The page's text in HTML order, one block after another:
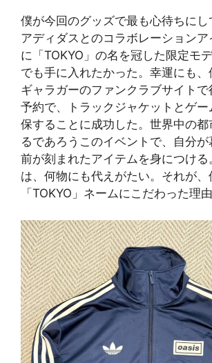
僕が今回のグッズで最も心待ちにし
アディダスとのコラボレーション
に「TOKYO」の名を冠した限定モ
でも手に入れたかった。幸運にも、
ギャラガーのファンクラブサイト
予約で、トラックジャケットとゲー
保することに成功した。世界中の
るであろうこのイベントで、自分が
前が刻まれたアイテムを身につけ
は、何物にも代えがたい。それが、
「TOKYO」ネームにこだわった理由